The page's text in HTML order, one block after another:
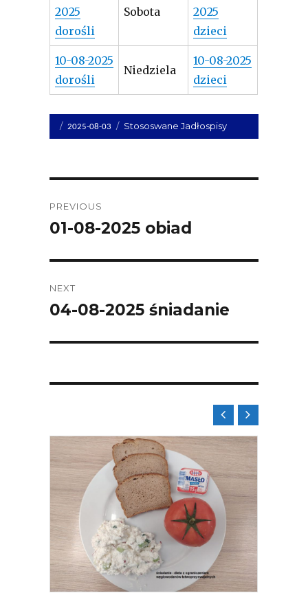
2025
dorośli
Sobota
2025
dzieci
10-08-2025
dorośli
Niedziela
10-08-2025
dzieci
Opublikowano
dnia
2025-08-03 Kategorie
Stososwane Jadłospisy
navigation
PREVIOUS
Previous
01-08-2025 obiad
NEXT
Next
04-08-2025 śniadanie
 